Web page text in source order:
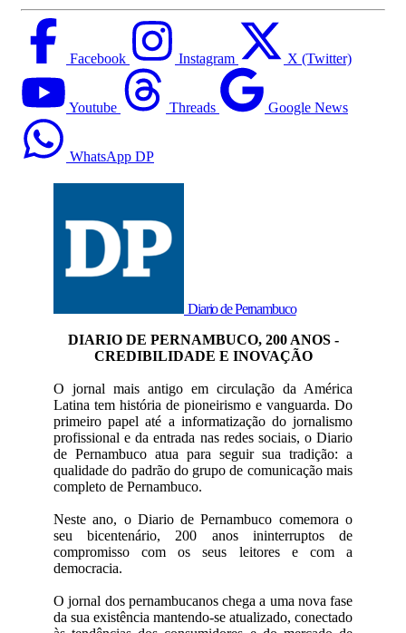
Facebook Instagram X (Twitter)
Youtube Threads Google News
WhatsApp DP
Diario de Pernambuco
DIARIO DE PERNAMBUCO, 200 ANOS -
CREDIBILIDADE E INOVAÇÃO
O jornal mais antigo em circulação da América
Latina tem história de pioneirismo e vanguarda. Do
primeiro papel até a informatização do jornalismo
profissional e da entrada nas redes sociais, o Diario
de Pernambuco atua para seguir sua tradição: a
qualidade do padrão do grupo de comunicação mais
completo de Pernambuco.
Neste ano, o Diario de Pernambuco comemora o
seu bicentenário, 200 anos ininterruptos de
compromisso com os seus leitores e com a
democracia.
O jornal dos pernambucanos chega a uma nova fase
da sua existência mantendo-se atualizado, conectado